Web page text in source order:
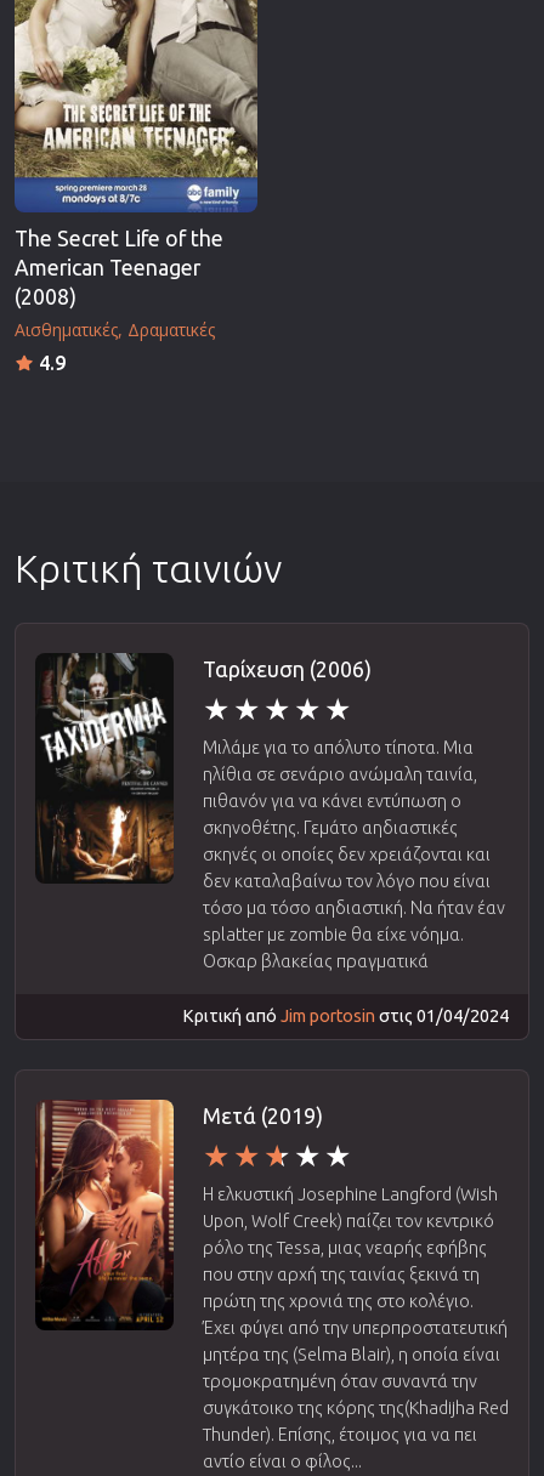
The Secret Life of the
American Teenager
(2008)
Αισθηματικές Δραματικές
4.9
Κριτική ταινιών
Ταρίχευση (2006)
Μιλάμε για το απόλυτο τίποτα. Μια
ηλίθια σε σενάριο ανώμαλη ταινία,
πιθανόν για να κάνει εντύπωση ο
σκηνοθέτης. Γεμάτο αηδιαστικές
σκηνές οι οποίες δεν χρειάζονται και
δεν καταλαβαίνω τον λόγο που είναι
τόσο μα τόσο αηδιαστική. Να ήταν έαν
splatter με zombie θα είχε νόημα.
Οσκαρ βλακείας πραγματικά
Κριτική από Jim portosin στις 01/04/2024
Μετά (2019)
Η ελκυστική Josephine Langford (Wish
Upon, Wolf Creek) παίζει τον κεντρικό
ρόλο της Tessa, μιας νεαρής εφήβης
που στην αρχή της ταινίας ξεκινά τη
πρώτη της χρονιά της στο κολέγιο.
Έχει φύγει από την υπερπροστατευτική
μητέρα της (Selma Blair), η οποία είναι
τρομοκρατημένη όταν συναντά την
συγκάτοικο της κόρης της(Khadijha Red
Thunder). Επίσης, έτοιμος για να πει
αντίο είναι ο φίλος...